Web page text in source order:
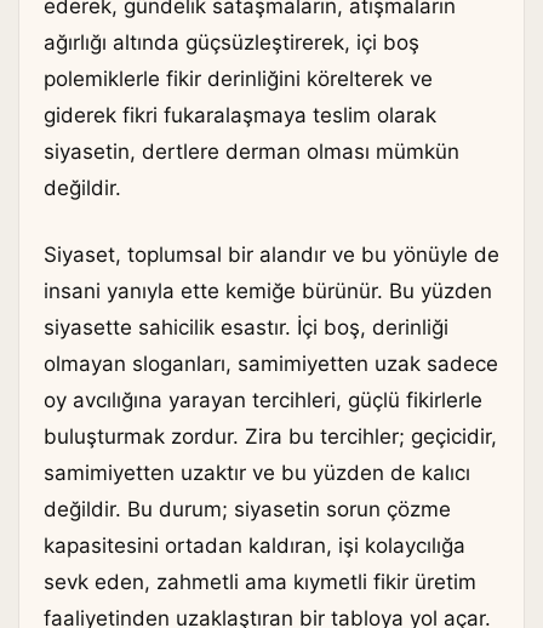
ederek, gündelik sataşmaların, atışmaların
ağırlığı altında güçsüzleştirerek, içi boş
polemiklerle fikir derinliğini körelterek ve
giderek fikri fukaralaşmaya teslim olarak
siyasetin, dertlere derman olması mümkün
değildir.
Siyaset, toplumsal bir alandır ve bu yönüyle de
insani yanıyla ette kemiğe bürünür. Bu yüzden
siyasette sahicilik esastır. İçi boş, derinliği
olmayan sloganları, samimiyetten uzak sadece
oy avcılığına yarayan tercihleri, güçlü fikirlerle
buluşturmak zordur. Zira bu tercihler; geçicidir,
samimiyetten uzaktır ve bu yüzden de kalıcı
değildir. Bu durum; siyasetin sorun çözme
kapasitesini ortadan kaldıran, işi kolaycılığa
sevk eden, zahmetli ama kıymetli fikir üretim
faaliyetinden uzaklaştıran bir tabloya yol açar.